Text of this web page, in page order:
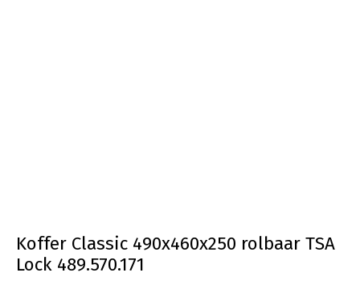
Koffer Classic 490x460x250 rolbaar TSA
Lock 489.570.171